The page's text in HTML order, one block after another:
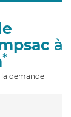
g
i
à
*
demande